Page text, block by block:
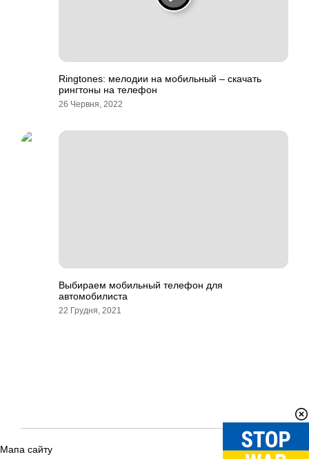
Ringtones: мелодии на мобильный – скачать
рингтоны на телефон
26 Червня, 2022
Выбираем мобильный телефон для
автомобилиста
22 Грудня, 2021
Мапа сайту